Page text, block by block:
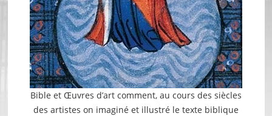
Bible et Œuvres d’art comment, au cours des siècles
des artistes on imaginé et illustré le texte biblique